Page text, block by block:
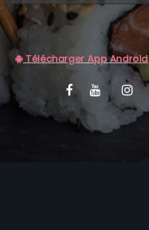
C.G.V
Télécharger App Android